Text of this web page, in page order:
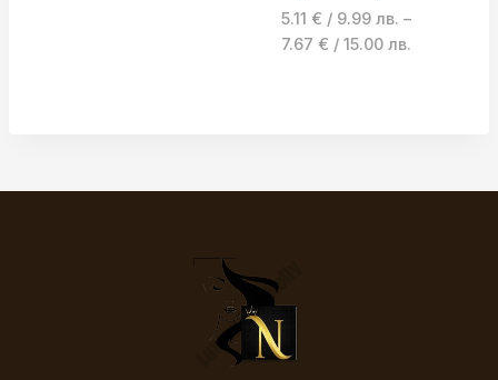
5.11 € / 9.99 лв. –
7.67 € / 15.00 лв.Price
7.67 €